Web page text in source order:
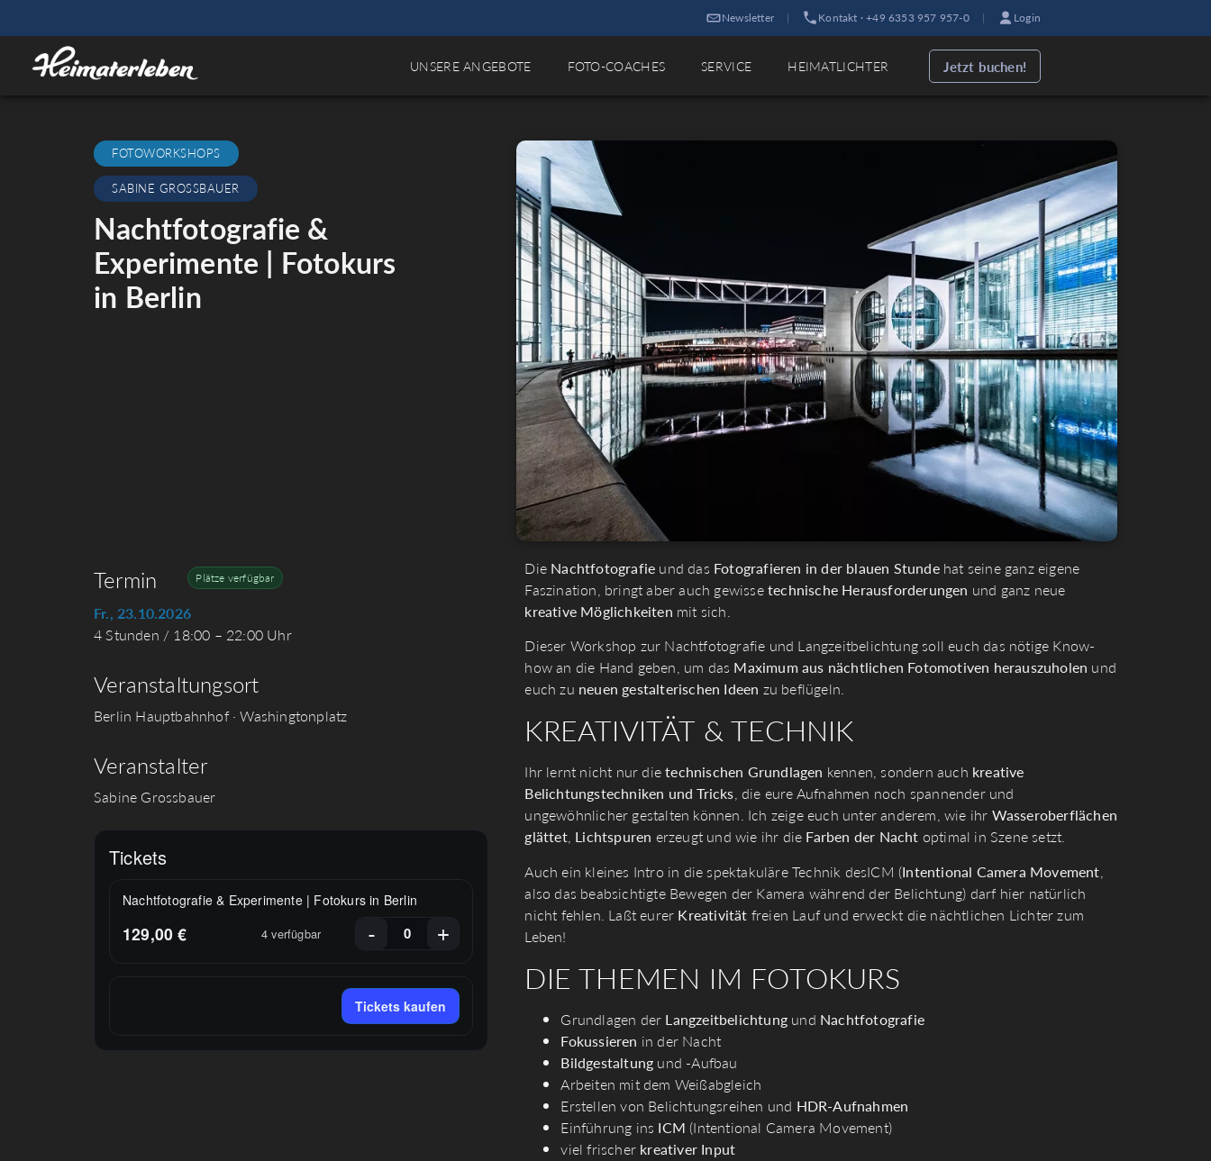
Newsletter | Kontakt · +49 6353 957 957-0 | Login
UNSERE ANGEBOTE FOTO-COACHES SERVICE HEIMATLICHTER Jetzt buchen!
FOTOWORKSHOPS
SABINE GROSSBAUER
Nachtfotografie &
Experimente | Fotokurs
in Berlin
Termin Plätze verfügbar
Fr., 23.10.2026
4 Stunden / 18:00 – 22:00 Uhr
Veranstaltungsort
Berlin Hauptbahnhof · Washingtonplatz
Veranstalter
Sabine Grossbauer
Tickets
Nachtfotografie & Experimente | Fotokurs in Berlin
129,00 € 4 verfügbar - +
Tickets kaufen
Die Nachtfotografie und das Fotografieren in der blauen Stundehat seine ganz eigene
Faszination, bringt aber auch gewissetechnische Herausforderungen und ganz neue
kreative Möglichkeiten mit sich.
Dieser Workshop zur Nachtfotografie und Langzeitbelichtung soll euch das nötige Know-
how an die Hand geben, um das Maximum aus nächtlichen Fotomotiven herauszuholen und
euch zu neuen gestalterischen Ideen zu beflügeln.
KREATIVITÄT & TECHNIK
Ihr lernt nicht nur dietechnischen Grundlagen kennen, sondern auch kreative
Belichtungstechniken und Tricks, die eure Aufnahmen noch spannender und
ungewöhnlicher gestalten können. Ich zeige euch unter anderem, wie ihr Wasseroberflächen
glättet, Lichtspuren erzeugt und wie ihr die Farben der Nacht optimal in Szene setzt.
Auch ein kleines Intro in die spektakuläre Technik desICM (Intentional Camera Movement,
also das beabsichtigte Bewegen der Kamera während der Belichtung) darf hier natürlich
nicht fehlen. Laßt eurer Kreativität freien Lauf und erweckt die nächtlichen Lichter zum
Leben!
DIE THEMEN IM FOTOKURS
Grundlagen der Langzeitbelichtung und Nachtfotografie
Fokussieren in der Nacht
Bildgestaltung und -Aufbau
Arbeiten mit dem Weißabgleich
Erstellen von Belichtungsreihen und HDR-Aufnahmen
Einführung ins ICM (Intentional Camera Movement)
viel frischer kreativer Input